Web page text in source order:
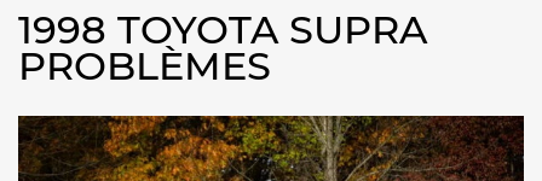
1998 TOYOTA SUPRA
PROBLÈMES